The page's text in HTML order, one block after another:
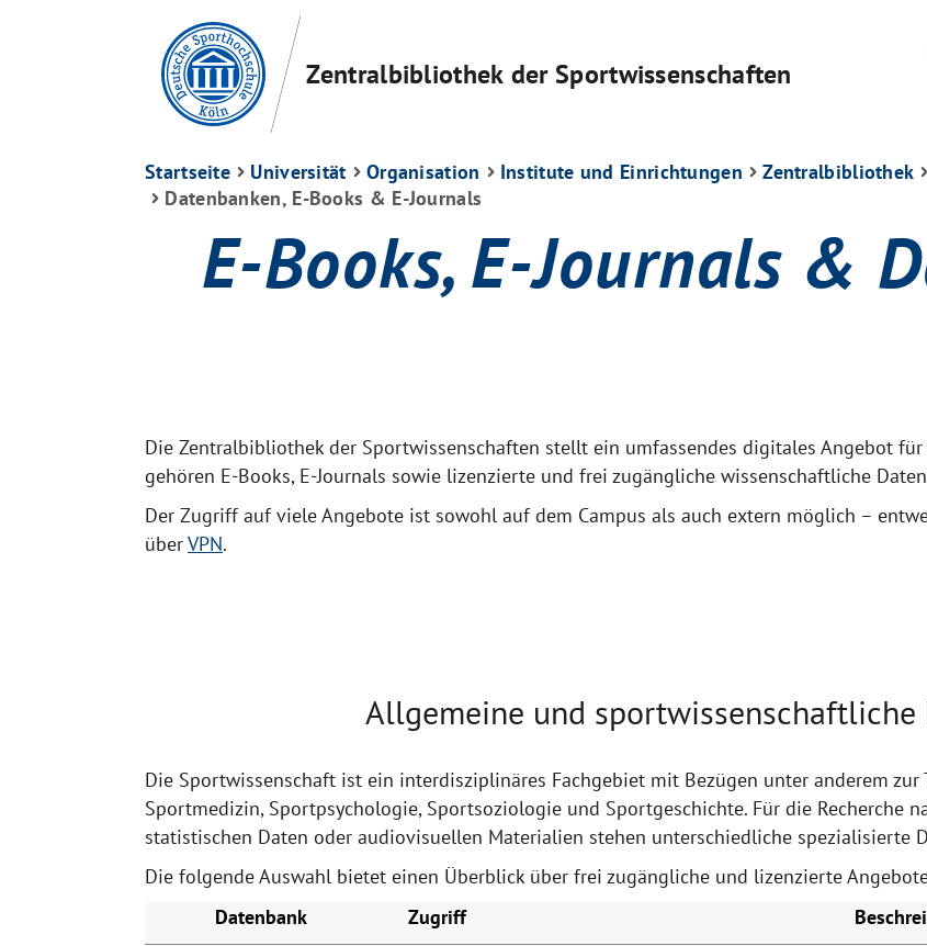
Zentralbibliothek der Sportwissenschaften
Startseite Universität Organisation Institute und Einrichtungen Zentralbibliothek
Datenbanken, E-Books & E-Journals
E-Books, E-Journals &
Die Zentralbibliothek der Sportwissenschaften stellt ein umfassendes digitales Angebot
gehören E-Books, E-Journals sowie lizenzierte und frei zugängliche wissenschaftliche
Der Zugriff auf viele Angebote ist sowohl auf dem Campus als auch extern möglich –
überVPN.
Allgemeine und sportwissenschaftliche
Die Sportwissenschaft ist ein interdisziplinäres Fachgebiet mit Bezügen unter anderem
Sportmedizin, Sportpsychologie, Sportsoziologie und Sportgeschichte. Für die Recherche
statistischen Daten oder audiovisuellen Materialien stehen unterschiedliche spezialisierte
Die folgende Auswahl bietet einen Überblick über frei zugängliche und lizenzierte
Datenbank
Zugriff